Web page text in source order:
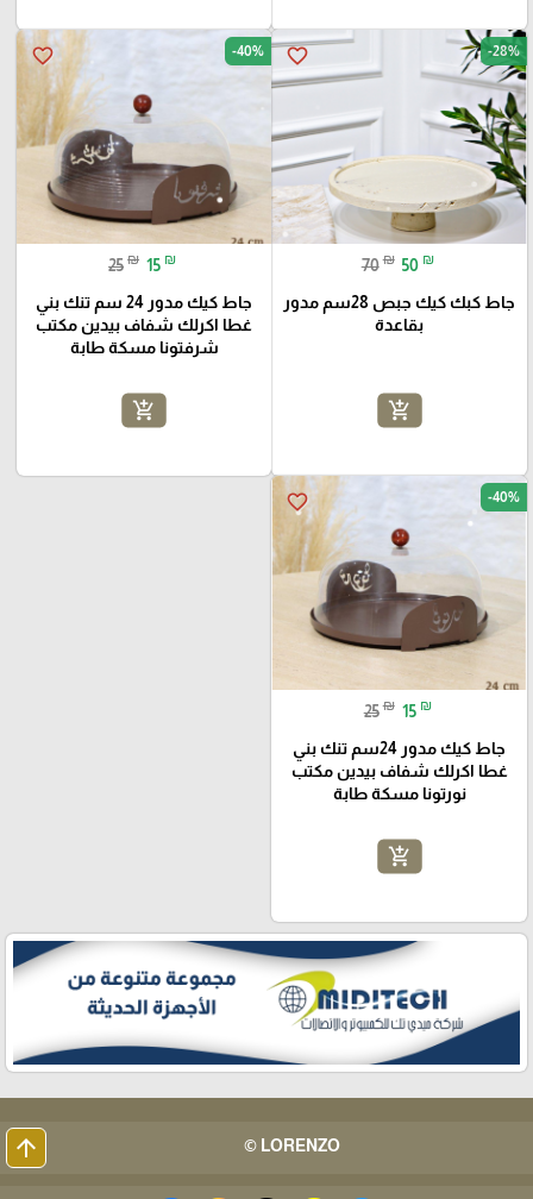
favorite_border -28%
70 ₪ 50 ₪
جاط كبك كيك جبص 28سم مدور
بقاعدة
add_shopping_cart
favorite_border -40%
25 ₪ 15 ₪
جاط كيك مدور 24 سم تنك بني
غطا اكرلك شفاف بيدين مكتب
شرفتونا مسكة طابة
add_shopping_cart
favorite_border -40%
25 ₪ 15 ₪
جاط كيك مدور 24سم تنك بني
غطا اكرلك شفاف بيدين مكتب
نورتونا مسكة طابة
add_shopping_cart
LORENZO ©
arrow_upward